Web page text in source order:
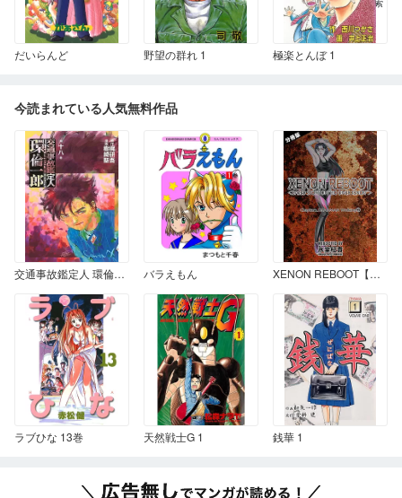
だいらんど 野望の群れ 1 極楽とんぼ 1
今読まれている人気無料作品
交通事故鑑定人 環倫一郎 第十八巻 バラえもん XENON REBOOT【分冊版】 Chapter2.DEADMAN Walking②
ラブひな 13巻 天然戦士G 1 銭華 1